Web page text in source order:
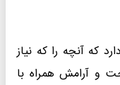
که آنچه را که نیاز
و آرامش همراه با